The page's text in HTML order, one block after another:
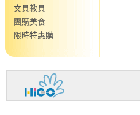
文具教具
團購美食
限時特惠購